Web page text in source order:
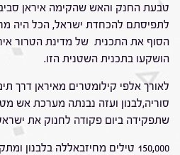
טבעת החנק והאש שהקימה איראן
לתפיסתם להכחדת ישראל, הכל היה
הסוף את התכנית של מדינת הטרור
הושקעו בתכנית השטנית הזו.
לאורך אלפי קילומטרים מאיראן דרך
סוריה,לבנון ועזה נבנתה מערכת אש
שתפקידה ביום פקודה לחנוק את
150,000 טילים מחיזבאללה